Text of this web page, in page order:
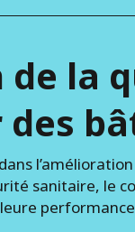
AMÉRIQUE
la
des
sanitaire, le